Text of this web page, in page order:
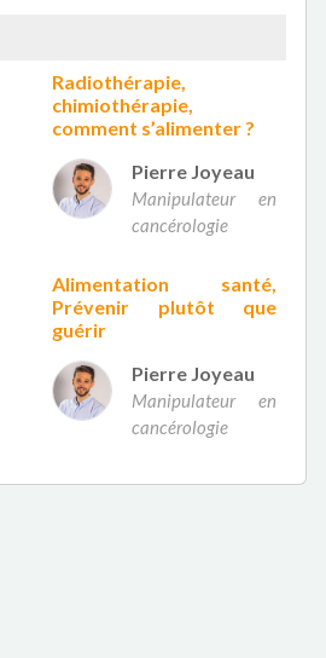
Radiothérapie,
chimiothérapie,
comment s’alimenter ?
Pierre Joyeau
Manipulateur en
cancérologie
Alimentation santé,
Prévenir plutôt que
guérir
Pierre Joyeau
Manipulateur en
cancérologie